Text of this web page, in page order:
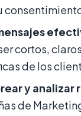
cortos,
de los
y analizar
de